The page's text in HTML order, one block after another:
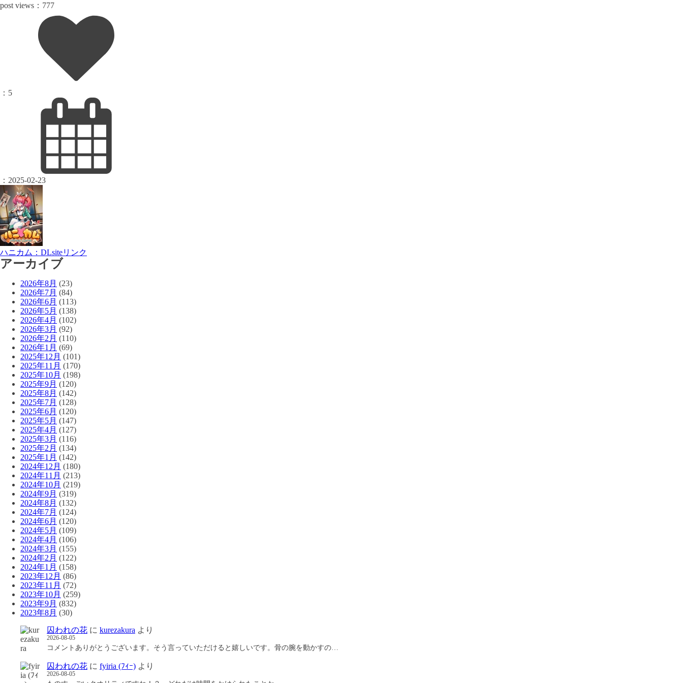
post views： 777
： 5
： 2025-02-23
ハニカム：DLsiteリンク
アーカイブ
2026年8月 (23)
2026年7月 (84)
2026年6月 (113)
2026年5月 (138)
2026年4月 (102)
2026年3月 (92)
2026年2月 (110)
2026年1月 (69)
2025年12月 (101)
2025年11月 (170)
2025年10月 (198)
2025年9月 (120)
2025年8月 (142)
2025年7月 (128)
2025年6月 (120)
2025年5月 (147)
2025年4月 (127)
2025年3月 (116)
2025年2月 (134)
2025年1月 (142)
2024年12月 (180)
2024年11月 (213)
2024年10月 (219)
2024年9月 (319)
2024年8月 (132)
2024年7月 (124)
2024年6月 (120)
2024年5月 (109)
2024年4月 (106)
2024年3月 (155)
2024年2月 (122)
2024年1月 (158)
2023年12月 (86)
2023年11月 (72)
2023年10月 (259)
2023年9月 (832)
2023年8月 (30)
囚われの花 に kurezakura より
2026-08-05
コメントありがとうございます。そう言っていただけると嬉しいです。骨の腕を動かすの…
囚われの花 に fyiria (ﾌｨｰ) より
2026-08-05